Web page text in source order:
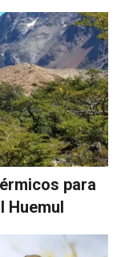
para
Huemul